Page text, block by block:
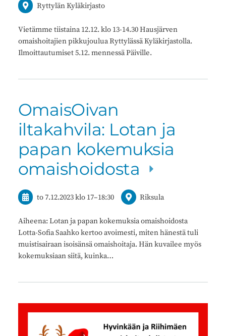
Ryttylän Kyläkirjasto
Vietämme tiistaina 12.12. klo 13-14.30 Hausjärven
omaishoitajien pikkujoulua Ryttylässä Kyläkirjastolla.
Ilmoittautumiset 5.12. mennessä Päiville.
OmaisOivan
iltakahvila: Lotan ja
papan kokemuksia
omaishoidosta
to 7.12.2023klo 17–18:30 Riksula
Aiheena: Lotan ja papan kokemuksia omaishoidosta
Lotta-Sofia Saahko kertoo avoimesti, miten hänestä tuli
muistisairaan isoisänsä omaishoitaja. Hän kuvailee myös
kokemuksiaan siitä, kuinka…